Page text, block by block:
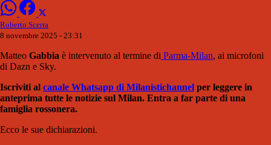
Roberto Scerra
8 novembre 2025 - 23:31
Matteo Gabbia è intervenuto al termine di Parma-Milan, ai microfoni
di Dazn e Sky.
Iscriviti al canale Whatsapp di Milanistichannel per leggere in
anteprima tutte le notizie sul Milan. Entra a far parte di una
famiglia rossonera.
Ecco le sue dichiarazioni.